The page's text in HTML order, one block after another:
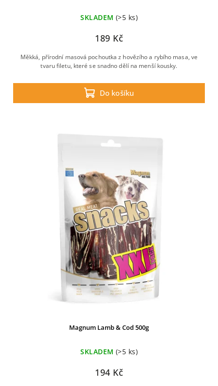
SKLADEM (>5 ks)
189 Kč
Do košíku
Měkká, přírodní masová pochoutka z hovězího a rybího masa, ve
tvaru filetu, které se snadno dělí na menší kousky.
Magnum Lamb & Cod 500g
SKLADEM (>5 ks)
194 Kč